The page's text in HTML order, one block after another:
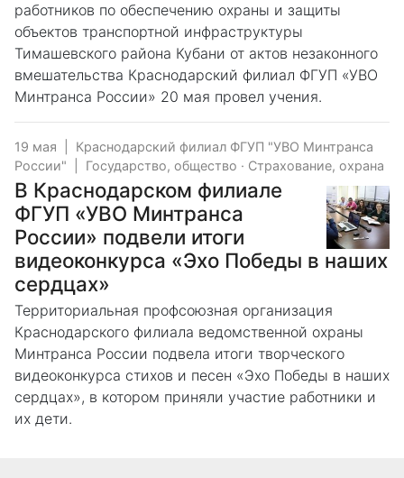
работников по обеспечению охраны и защиты
объектов транспортной инфраструктуры
Тимашевского района Кубани от актов незаконного
вмешательства Краснодарский филиал ФГУП «УВО
Минтранса России» 20 мая провел учения.
19 мая
Краснодарский филиал ФГУП "УВО Минтранса
России"
Государство, общество · Страхование, охрана
В Краснодарском филиале
ФГУП «УВО Минтранса
России» подвели итоги
видеоконкурса «Эхо Победы в наших
сердцах»
Территориальная профсоюзная организация
Краснодарского филиала ведомственной охраны
Минтранса России подвела итоги творческого
видеоконкурса стихов и песен «Эхо Победы в наших
сердцах», в котором приняли участие работники и
их дети.